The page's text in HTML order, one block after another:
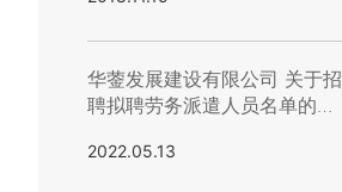
华蓥发展建设有限公司 关于招
聘拟聘劳务派遣人员名单的公
2022.05.13